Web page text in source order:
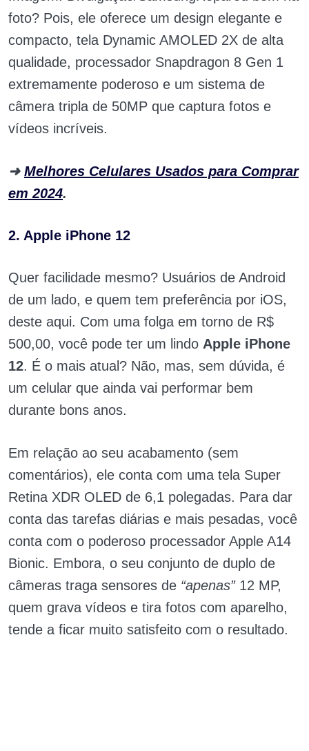
foto? Pois, ele oferece um design elegante e
compacto, tela Dynamic AMOLED 2X de alta
qualidade, processador Snapdragon 8 Gen 1
extremamente poderoso e um sistema de
câmera tripla de 50MP que captura fotos e
vídeos incríveis.
➜ Melhores Celulares Usados para Comprar
em 2024.
2. Apple iPhone 12
Quer facilidade mesmo? Usuários de Android
de um lado, e quem tem preferência por iOS,
deste aqui. Com uma folga em torno de R$
500,00, você pode ter um lindo Apple iPhone
12. É o mais atual? Não, mas, sem dúvida, é
um celular que ainda vai performar bem
durante bons anos.
Em relação ao seu acabamento (sem
comentários), ele conta com uma tela Super
Retina XDR OLED de 6,1 polegadas. Para dar
conta das tarefas diárias e mais pesadas, você
conta com o poderoso processador Apple A14
Bionic. Embora, o seu conjunto de duplo de
câmeras traga sensores de “apenas”12 MP,
quem grava vídeos e tira fotos com aparelho,
tende a ficar muito satisfeito com o resultado.